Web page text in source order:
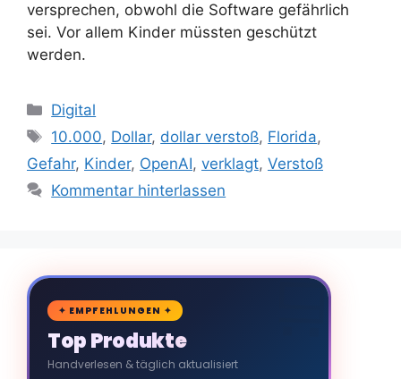
versprechen, obwohl die Software gefährlich
sei. Vor allem Kinder müssten geschützt
werden.
Kategorien
Digital
Schlagwörter
10.000, Dollar, dollar verstoß, Florida,
Gefahr, Kinder, OpenAI, verklagt, Verstoß
Kommentar hinterlassen
🛒
✦ EMPFEHLUNGEN ✦
Top Produkte
Handverlesen & täglich aktualisiert